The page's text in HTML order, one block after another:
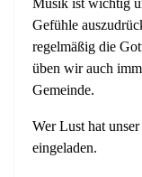
Gefühle
regelmäßig die
üben wir auch
Gemeinde.
Wer Lust hat
eingeladen.